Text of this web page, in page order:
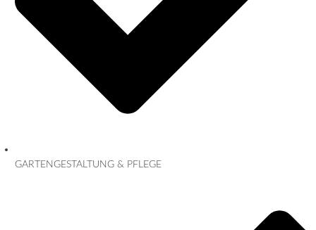
GARTENGESTALTUNG & PFLEGE